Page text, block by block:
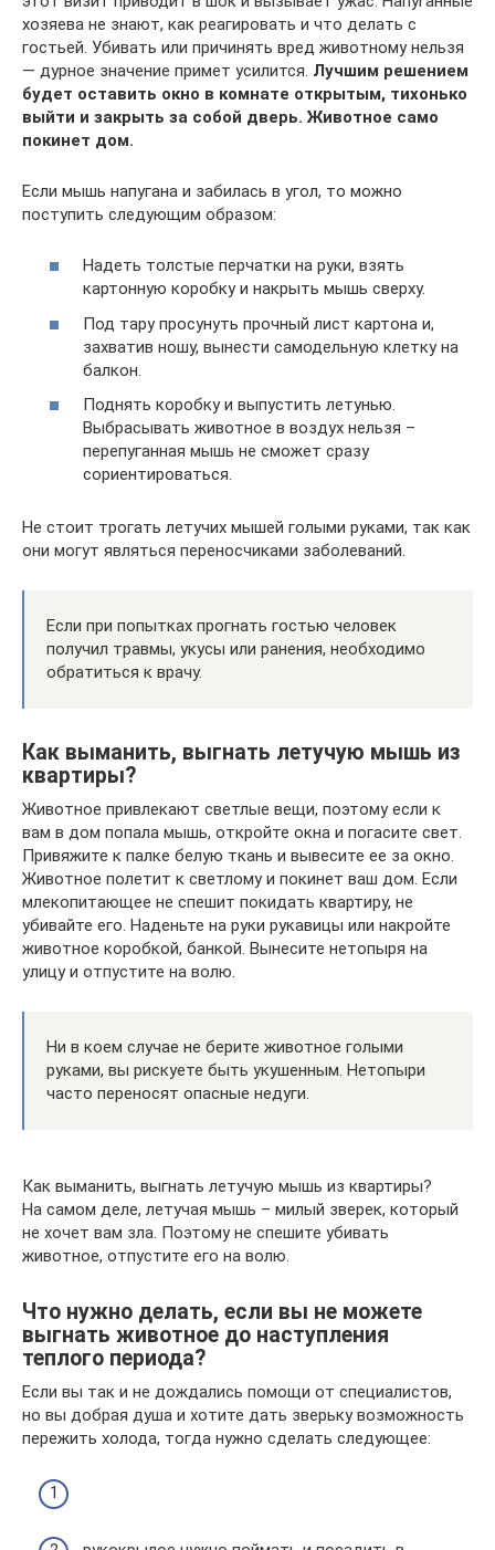
хозяева не знают, как реагировать и что делать с
гостьей. Убивать или причинять вред животному нельзя
— дурное значение примет усилится. Лучшим решением
будет оставить окно в комнате открытым, тихонько
выйти и закрыть за собой дверь. Животное само
покинет дом.
Если мышь напугана и забилась в угол, то можно
поступить следующим образом:
Надеть толстые перчатки на руки, взять
картонную коробку и накрыть мышь сверху.
Под тару просунуть прочный лист картона и,
захватив ношу, вынести самодельную клетку на
балкон.
Поднять коробку и выпустить летунью.
Выбрасывать животное в воздух нельзя –
перепуганная мышь не сможет сразу
сориентироваться.
Не стоит трогать летучих мышей голыми руками, так как
они могут являться переносчиками заболеваний.
Если при попытках прогнать гостью человек
получил травмы, укусы или ранения, необходимо
обратиться к врачу.
Как выманить, выгнать летучую мышь из
квартиры?
Животное привлекают светлые вещи, поэтому если к
вам в дом попала мышь, откройте окна и погасите свет.
Привяжите к палке белую ткань и вывесите ее за окно.
Животное полетит к светлому и покинет ваш дом. Если
млекопитающее не спешит покидать квартиру, не
убивайте его. Наденьте на руки рукавицы или накройте
животное коробкой, банкой. Вынесите нетопыря на
улицу и отпустите на волю.
Ни в коем случае не берите животное голыми
руками, вы рискуете быть укушенным. Нетопыри
часто переносят опасные недуги.
Как выманить, выгнать летучую мышь из квартиры?
На самом деле, летучая мышь – милый зверек, который
не хочет вам зла. Поэтому не спешите убивать
животное, отпустите его на волю.
Что нужно делать, если вы не можете
выгнать животное до наступления
теплого периода?
Если вы так и не дождались помощи от специалистов,
но вы добрая душа и хотите дать зверьку возможность
пережить холода, тогда нужно сделать следующее: